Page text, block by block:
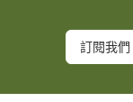
訂閱我們